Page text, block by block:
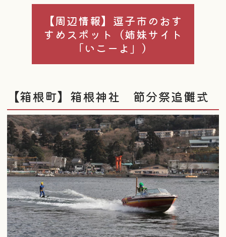
【周辺情報】逗子市のおす
すめスポット（姉妹サイト
「いこーよ」）
【箱根町】箱根神社 節分祭追儺式